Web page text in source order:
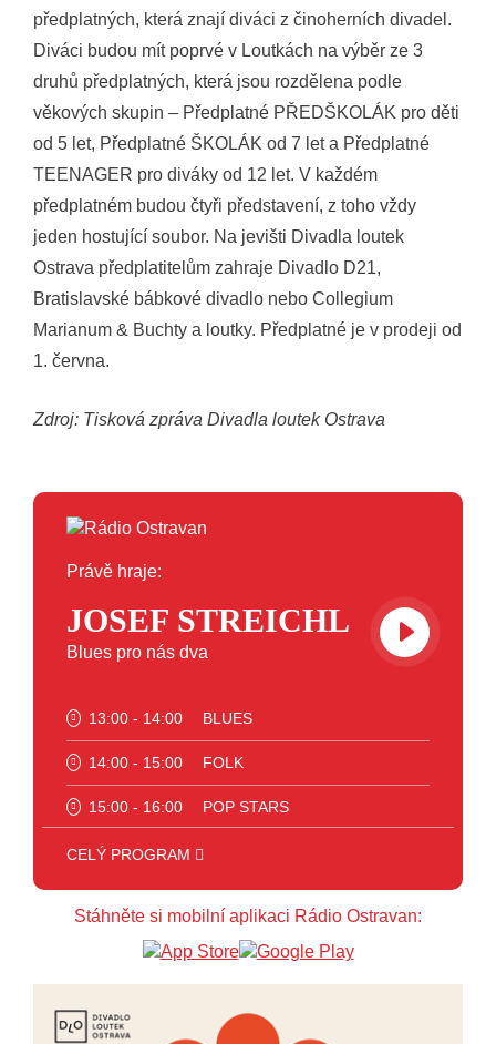
předplatných, která znají diváci z činoherních divadel.
Diváci budou mít poprvé v Loutkách na výběr ze 3
druhů předplatných, která jsou rozdělena podle
věkových skupin – Předplatné PŘEDŠKOLÁK pro děti
od 5 let, Předplatné ŠKOLÁK od 7 let a Předplatné
TEENAGER pro diváky od 12 let. V každém
předplatném budou čtyři představení, z toho vždy
jeden hostující soubor. Na jevišti Divadla loutek
Ostrava předplatitelům zahraje Divadlo D21,
Bratislavské bábkové divadlo nebo Collegium
Marianum & Buchty a loutky. Předplatné je v prodeji od
1. června.
Zdroj: Tisková zpráva Divadla loutek Ostrava
Právě hraje:
JOSEF STREICHL
Blues pro nás dva
13:00 - 14:00 BLUES
14:00 - 15:00 FOLK
15:00 - 16:00 POP STARS
16:00 - 17:00
17:00 - 18:00
HARD AND HEAVY
CROSSOVER
18:00 - 20:00 INDEPENDENT
CELÝ PROGRAM
Stáhněte si mobilní aplikaci Rádio Ostravan: